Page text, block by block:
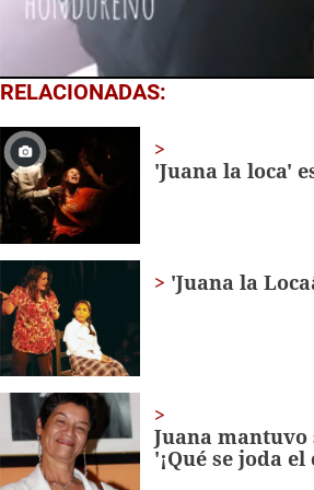
0
seconds
2
minutes,
34
secondsVolume
0%
RELACIONADAS:
'Juana la loca'
'Juana la
Juana
'¡Qué se joda